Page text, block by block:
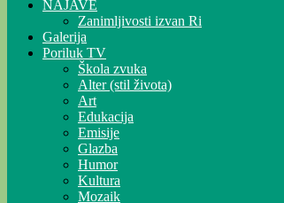
NAJAVE
Zanimljivosti izvan Ri
Galerija
Poriluk TV
Škola zvuka
Alter (stil života)
Art
Edukacija
Emisije
Glazba
Humor
Kultura
Mozaik